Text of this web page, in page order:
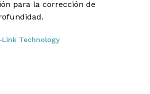
para la corrección de
Link Technology